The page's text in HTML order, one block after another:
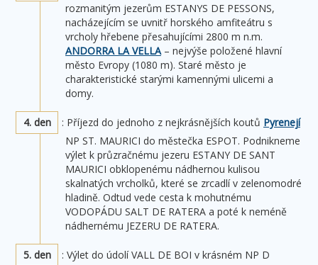
rozmanitým jezerům ESTANYS DE PESSONS,
nacházejícím se uvnitř horského amfiteátru s
vrcholy hřebene přesahujícími 2800 m n.m.
ANDORRA LA VELLA – nejvýše položené hlavní
město Evropy (1080 m). Staré město je
charakteristické starými kamennými ulicemi a
domy.
4. den : Příjezd do jednoho z nejkrásnějších koutů Pyrenejí
NP ST. MAURICI do městečka ESPOT. Podnikneme
výlet k průzračnému jezeru ESTANY DE SANT
MAURICI obklopenému nádhernou kulisou
skalnatých vrcholků, které se zrcadlí v zelenomodré
hladině. Odtud vede cesta k mohutnému
VODOPÁDU SALT DE RATERA a poté k neméně
nádhernému JEZERU DE RATERA.
5. den
: Výlet do údolí VALL DE BOI v krásném NP D